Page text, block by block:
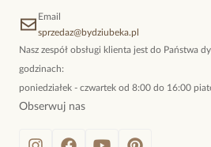
Email
sprzedaz@bydziubeka.pl
Nasz zespół obsługi klienta jest do Państwa
godzinach:
poniedziałek - czwartek od 8:00 do 16:00
Obserwuj nas